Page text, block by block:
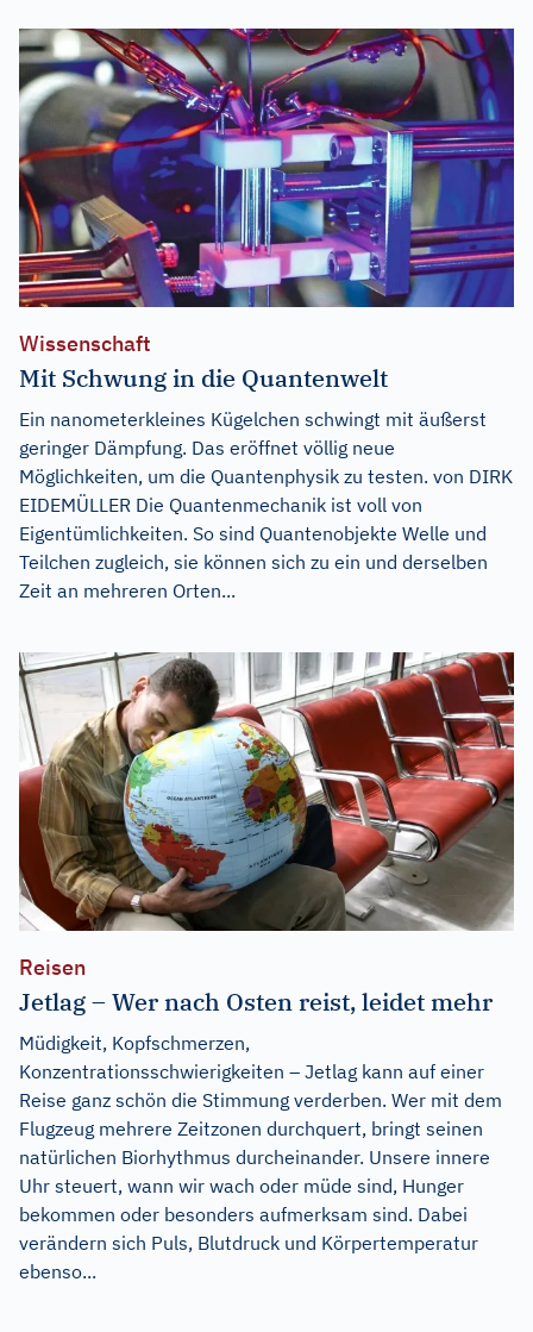
Wissenschaft
Mit Schwung in die Quantenwelt
Ein nanometerkleines Kügelchen schwingt mit äußerst
geringer Dämpfung. Das eröffnet völlig neue
Möglichkeiten, um die Quantenphysik zu testen. von DIRK
EIDEMÜLLER Die Quantenmechanik ist voll von
Eigentümlichkeiten. So sind Quantenobjekte Welle und
Teilchen zugleich, sie können sich zu ein und derselben
Zeit an mehreren Orten...
Reisen
Jetlag – Wer nach Osten reist, leidet mehr
Müdigkeit, Kopfschmerzen,
Konzentrationsschwierigkeiten – Jetlag kann auf einer
Reise ganz schön die Stimmung verderben. Wer mit dem
Flugzeug mehrere Zeitzonen durchquert, bringt seinen
natürlichen Biorhythmus durcheinander. Unsere innere
Uhr steuert, wann wir wach oder müde sind, Hunger
bekommen oder besonders aufmerksam sind. Dabei
verändern sich Puls, Blutdruck und Körpertemperatur
ebenso...